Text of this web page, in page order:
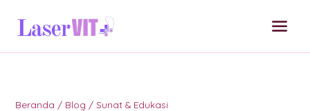
Beranda / Blog / Sunat & Edukasi